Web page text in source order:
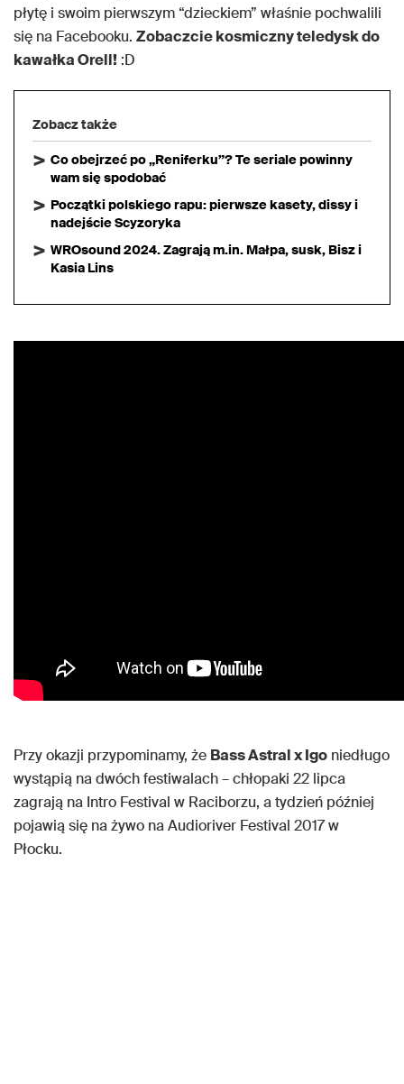
płytę i swoim pierwszym “dzieckiem” właśnie pochwalili
się na Facebooku. Zobaczcie kosmiczny teledysk do
kawałka Orell! :D
Zobacz także
Co obejrzeć po „Reniferku”? Te seriale powinny
wam się spodobać
Początki polskiego rapu: pierwsze kasety, dissy i
nadejście Scyzoryka
WROsound 2024. Zagrają m.in. Małpa, susk, Bisz i
Kasia Lins
Przy okazji przypominamy, że Bass Astral x Igo niedługo
wystąpią na dwóch festiwalach – chłopaki 22 lipca
zagrają na Intro Festival w Raciborzu, a tydzień później
pojawią się na żywo na Audioriver Festival 2017 w
Płocku.